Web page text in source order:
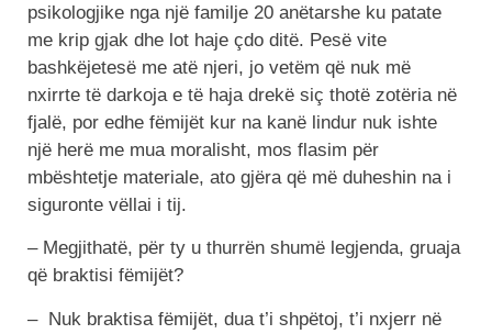
psikologjike nga një familje 20 anëtarshe ku patate
me krip gjak dhe lot haje çdo ditë. Pesë vite
bashkëjetesë me atë njeri, jo vetëm që nuk më
nxirrte të darkoja e të haja drekë siç thotë zotëria në
fjalë, por edhe fëmijët kur na kanë lindur nuk ishte
një herë me mua moralisht, mos flasim për
mbështetje materiale, ato gjëra që më duheshin na i
siguronte vëllai i tij.
– Megjithatë, për ty u thurrën shumë legjenda, gruaja
që braktisi fëmijët?
– Nuk braktisa fëmijët, dua t’i shpëtoj, t’i nxjerr në